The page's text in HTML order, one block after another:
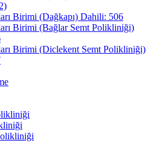
Birimi (Dağkapı) Dahili: 506
Birimi (Bağlar Semt Polikliniği)
Birimi (Diclekent Semt Polikliniği)